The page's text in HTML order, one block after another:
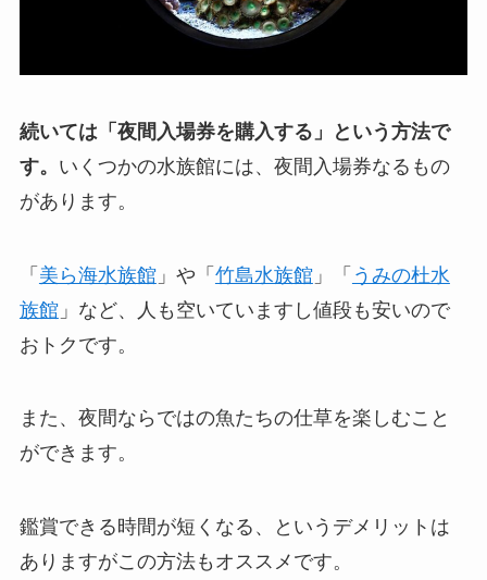
続いては「夜間入場券を購入する」という方法で
す。 いくつかの水族館には、夜間入場券なるもの
があります。
「 美ら海水族館」や「 竹島水族館」「 うみの杜水
族館」など、人も空いていますし値段も安いので
おトクです。
また、夜間ならではの魚たちの仕草を楽しむこと
ができます。
鑑賞できる時間が短くなる、というデメリットは
ありますがこの方法もオススメです。